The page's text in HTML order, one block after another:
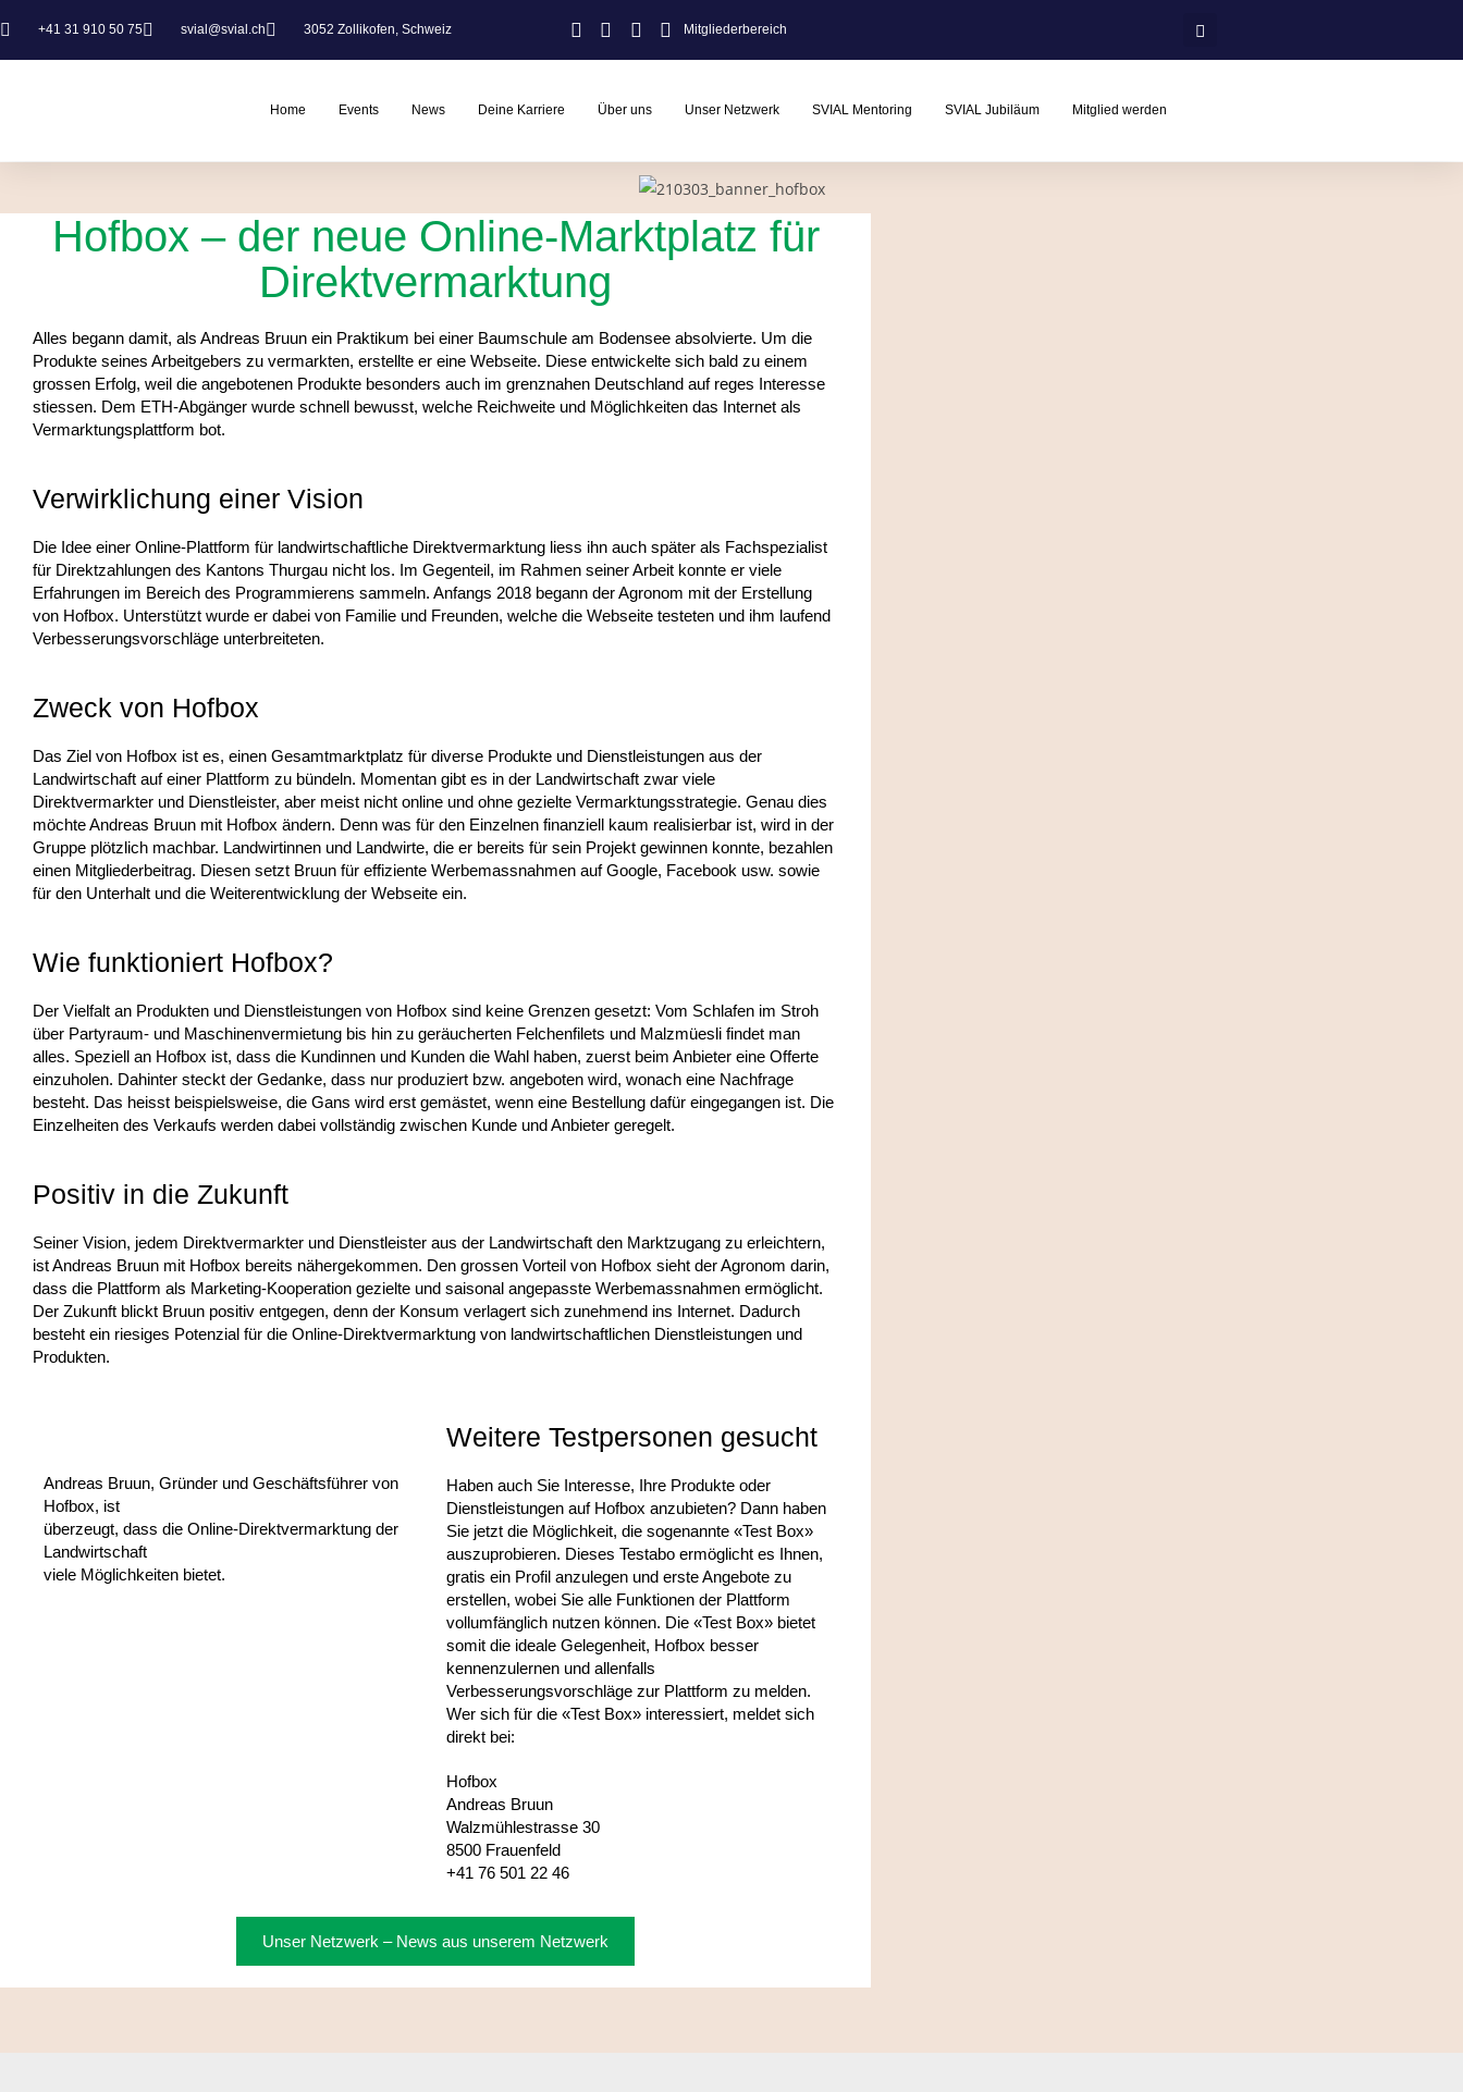
+41 31 910 50 75 svial@svial.ch 3052 Zollikofen, Schweiz Mitgliederbereich
Home Events News Deine Karriere Über uns Unser Netzwerk SVIAL Mentoring SVIAL Jubiläum Mitglied werden
Hofbox – der neue Online-Marktplatz für
Direktvermarktung
Alles begann damit, als Andreas Bruun ein Praktikum bei einer Baumschule am Bodensee absolvierte. Um die
Produkte seines Arbeitgebers zu vermarkten, erstellte er eine Webseite. Diese entwickelte sich bald zu einem
grossen Erfolg, weil die angebotenen Produkte besonders auch im grenznahen Deutschland auf reges Interesse
stiessen. Dem ETH-Abgänger wurde schnell bewusst, welche Reichweite und Möglichkeiten das Internet als
Vermarktungsplattform bot.
Verwirklichung einer Vision
Die Idee einer Online-Plattform für landwirtschaftliche Direktvermarktung liess ihn auch später als Fachspezialist
für Direktzahlungen des Kantons Thurgau nicht los. Im Gegenteil, im Rahmen seiner Arbeit konnte er viele
Erfahrungen im Bereich des Programmierens sammeln. Anfangs 2018 begann der Agronom mit der Erstellung
von Hofbox. Unterstützt wurde er dabei von Familie und Freunden, welche die Webseite testeten und ihm laufend
Verbesserungsvorschläge unterbreiteten.
Zweck von Hofbox
Das Ziel von Hofbox ist es, einen Gesamtmarktplatz für diverse Produkte und Dienstleistungen aus der
Landwirtschaft auf einer Plattform zu bündeln. Momentan gibt es in der Landwirtschaft zwar viele
Direktvermarkter und Dienstleister, aber meist nicht online und ohne gezielte Vermarktungsstrategie. Genau dies
möchte Andreas Bruun mit Hofbox ändern. Denn was für den Einzelnen finanziell kaum realisierbar ist, wird in der
Gruppe plötzlich machbar. Landwirtinnen und Landwirte, die er bereits für sein Projekt gewinnen konnte, bezahlen
einen Mitgliederbeitrag. Diesen setzt Bruun für effiziente Werbemassnahmen auf Google, Facebook usw. sowie
für den Unterhalt und die Weiterentwicklung der Webseite ein.
Wie funktioniert Hofbox?
Der Vielfalt an Produkten und Dienstleistungen von Hofbox sind keine Grenzen gesetzt: Vom Schlafen im Stroh
über Partyraum- und Maschinenvermietung bis hin zu geräucherten Felchenfilets und Malzmüesli findet man
alles. Speziell an Hofbox ist, dass die Kundinnen und Kunden die Wahl haben, zuerst beim Anbieter eine Offerte
einzuholen. Dahinter steckt der Gedanke, dass nur produziert bzw. angeboten wird, wonach eine Nachfrage
besteht. Das heisst beispielsweise, die Gans wird erst gemästet, wenn eine Bestellung dafür eingegangen ist. Die
Einzelheiten des Verkaufs werden dabei vollständig zwischen Kunde und Anbieter geregelt.
Positiv in die Zukunft
Seiner Vision, jedem Direktvermarkter und Dienstleister aus der Landwirtschaft den Marktzugang zu erleichtern,
ist Andreas Bruun mit Hofbox bereits nähergekommen. Den grossen Vorteil von Hofbox sieht der Agronom darin,
dass die Plattform als Marketing-Kooperation gezielte und saisonal angepasste Werbemassnahmen ermöglicht.
Der Zukunft blickt Bruun positiv entgegen, denn der Konsum verlagert sich zunehmend ins Internet. Dadurch
besteht ein riesiges Potenzial für die Online-Direktvermarktung von landwirtschaftlichen Dienstleistungen und
Produkten.
Andreas Bruun, Gründer und Geschäftsführer von
Hofbox, ist
überzeugt, dass die Online-Direktvermarktung der
Landwirtschaft
viele Möglichkeiten bietet.
Weitere Testpersonen gesucht
Haben auch Sie Interesse, Ihre Produkte oder
Dienstleistungen auf Hofbox anzubieten? Dann haben
Sie jetzt die Möglichkeit, die sogenannte «Test Box»
auszuprobieren. Dieses Testabo ermöglicht es Ihnen,
gratis ein Profil anzulegen und erste Angebote zu
erstellen, wobei Sie alle Funktionen der Plattform
vollumfänglich nutzen können. Die «Test Box» bietet
somit die ideale Gelegenheit, Hofbox besser
kennenzulernen und allenfalls
Verbesserungsvorschläge zur Plattform zu melden.
Wer sich für die «Test Box» interessiert, meldet sich
direkt bei:
Hofbox
Andreas Bruun
Walzmühlestrasse 30
8500 Frauenfeld
+41 76 501 22 46
Unser Netzwerk – News aus unserem Netzwerk